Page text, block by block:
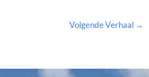
Volgende Verhaal →